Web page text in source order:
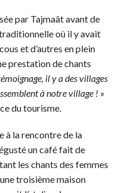
par Tajmaât avant de
où il y avait
et d’autres en plein
prestation de chants
il y a des villages
à notre village ! »
du tourisme.
à la rencontre de la
un café fait de
les chants des femmes
troisième maison